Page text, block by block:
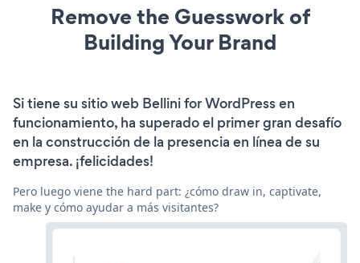
Remove the Guesswork of
Building Your Brand
Si tiene su sitio web Bellini for WordPress en
funcionamiento, ha superado el primer gran desafío
en la construcción de la presencia en línea de su
empresa. ¡felicidades!
Pero luego viene the hard part: ¿cómo draw in, captivate,
make y cómo ayudar a más visitantes?